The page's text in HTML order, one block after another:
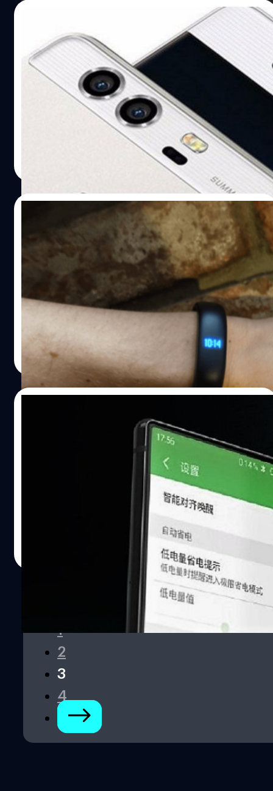
โหดๆ ทั้งนั้น! ผลสำรวจเผย 10 อันดับมือถือจีน
ที่มียอดขายสูงสุดปี 2016
ต้องบอกว่าในช่วงเวลานี้คือช่วงที่สมาร์ทโฟนจากแดนมังกรนั้น
แข่งกันทำผลงานอย่างน่ากลัวจริงๆ รวมทั้งตลาดมือถือจีนเอง
ที่เติบโตแบบก้าวกระโดดและกลายเป็นเจ้าตลาดสำคัญของ
โลกไปแล้ว ล่าสุดมีข้อมูลผลสำรวจจาก Wang Yang ประธาน
บริษัทวิจัย IHS Technology ที่ออกมาจัดอันดับ 10 แบรนด์
สมาร์ทโฟนจีนที่มียอดจัดจำหน่ายสูงที่สุดในปี 2016
| 3481 days ago
Meizu เปิดตัว Fitness Tracker ฟังก์ชั่นครบ
ถ้วน ราคาเบาๆ แค่ 1,175 บาท
Meizu ได้เปิดตัว M5 Note สมาร์ทโฟนราคาถูกและจอใหญ่
แต่ไม่ใช่เพียงชิ้นเดียวที่เปิดตัว ยังมาพร้อมกับสายรัดข้อมือ
อัจฉริยะ หรือ Fitness Tracker อีกด้วยในชื่อ Meizu H1
วัชรกุล พัฒนาประทีป
Read More
Meizu อาจเตรียมเปิดตัวสมาร์ทโฟน “ไร้ขอบ”
รุ่น Pro 7 ในวันคริสต์มาสปีนี้
หลังจากที่เคยมีภาพสมาร์ทโฟนไร้ขอบรุ่นใหม่ของ Meizu
หลุดออกมา ล่าสุดได้มีภาพหลุดชุดใหม่ที่แสดงให้เห็นว่าสมา
ร์ทโฟนรุ่นดังกล่าวน่าจะเป็น Meizu Pro 7
1
2
3
4